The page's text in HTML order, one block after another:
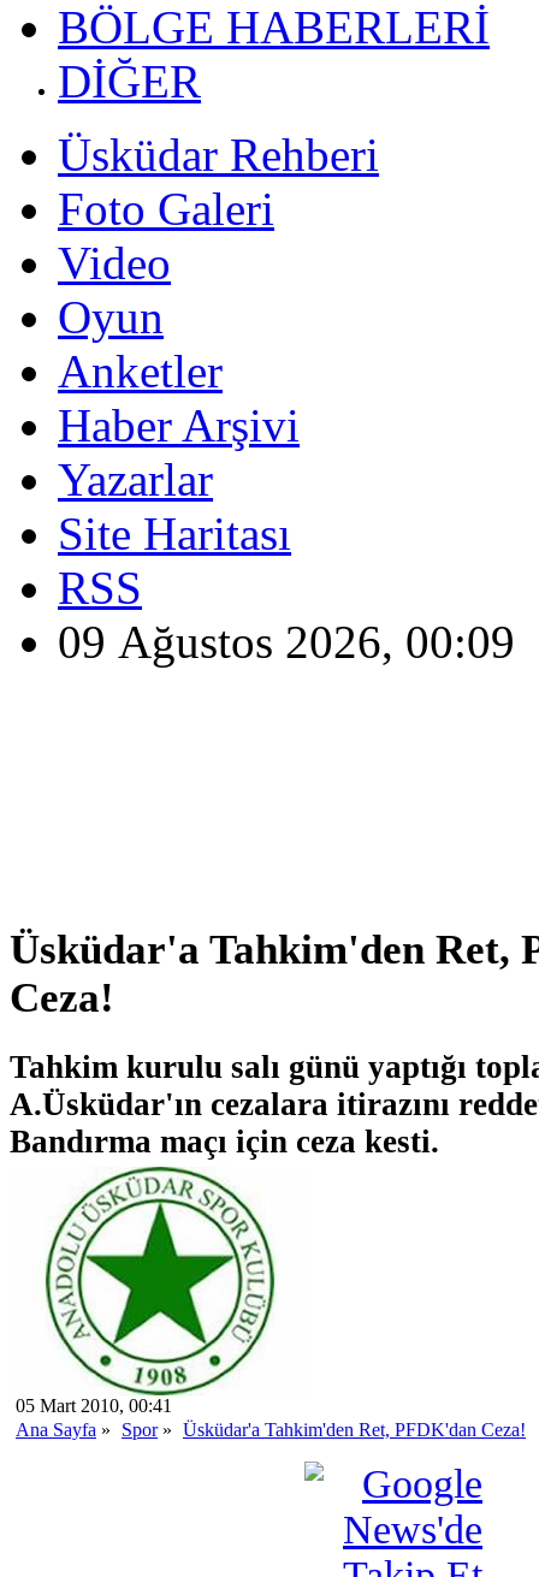
BÖLGE HABERLERİ
DİĞER
Üsküdar Rehberi
Foto Galeri
Video
Oyun
Anketler
Haber Arşivi
Yazarlar
Site Haritası
RSS
09 Ağustos 2026, 00:09
Üsküdar'a Tahkim'den Ret,
Ceza!
Tahkim kurulu salı günü yaptığı
A.Üsküdar'ın cezalara itirazını
Bandırma maçı için ceza kesti.
05 Mart 2010, 00:41
Ana Sayfa » Spor» Üsküdar'a Tahkim'den Ret, PFDK'dan Ceza!